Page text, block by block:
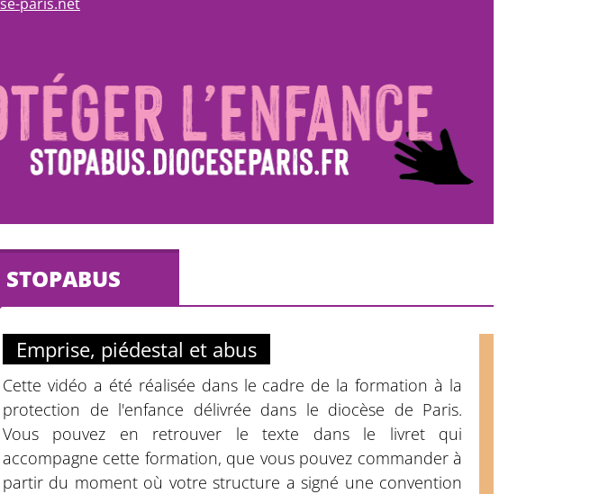
Emprise, piédestal et abus
Cette vidéo a été réalisée dans le cadre de la formation à la
protection de l'enfance délivrée dans le diocèse de Paris.
Vous pouvez en retrouver le texte dans le livret qui
accompagne cette formation, que vous pouvez commander à
partir du moment où votre structure a signé une convention